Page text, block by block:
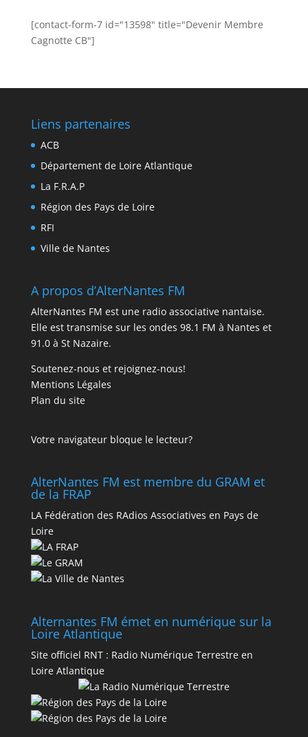
[contact-form-7 id="13598" title="Devenir Membre
Cagnotte CB"]
Liens partenaires
ACB
Département de Loire Atlantique
La F.R.A.P
Région des Pays de Loire
RFI
Ville de Nantes
A propos d’AlterNantes FM
AlterNantes FM est une radio associative nantaise.
Elle est transmise sur les ondes 98.1 FM à Nantes et
91.0 à St Nazaire.
Soutenez-nous et rejoignez-nous!
Mentions Légales
Plan du site
Votre navigateur bloque le lecteur?
AlterNantes FM est membre du GRAM et
de la FRAP
LA Fédération des RAdios Associatives en Pays de
Loire
Alternantes FM émet en numérique sur la
Loire Atlantique
Site officiel RNT : Radio Numérique Terrestre en
Loire Atlantique